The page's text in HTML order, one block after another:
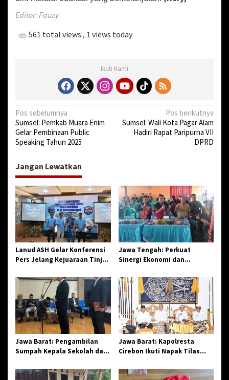
Editor: Fauzy
561 total views , 1 views today
Ikuti Kami
N
a
v
g
a
s
i
p
o
s
Pos sebelumnya
Sumsel: Pemkab Muara Enim
Gelar Pembinaan Public
Speaking Tahun 2025
Pos berikutnya
Sumsel: Wali Kota Pagar Alam
Hadiri Rapat Paripurna VII
DPRD
Jangan Lewatkan
Lanud ASH Gelar Konferensi
Pers Jelang Kejuaraan Tinju
2026
Jawa Tengah: Perkuat
Sinergi Ekonomi dan
Jangkar Gelar Halal Bi Halal
di Losari
Jawa Barat: Pengambilan
Sumpah Kepala Sekolah dan
Penegasan Integritas
Jawa Barat: Kapolresta
Cirebon Ikuti Napak Tilas
Sinergi dan Pelestarian